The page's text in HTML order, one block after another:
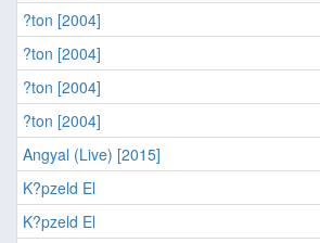
?ton [2004]
?ton [2004]
?ton [2004]
?ton [2004]
Angyal (Live) [2015]
K?pzeld El
K?pzeld El